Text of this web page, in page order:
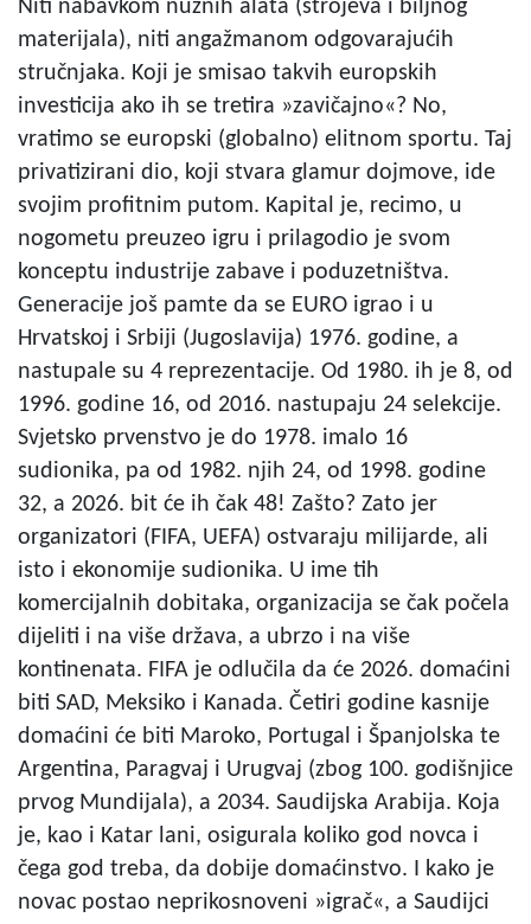
Niti nabavkom nužnih alata (strojeva i biljnog
materijala), niti angažmanom odgovarajućih
stručnjaka. Koji je smisao takvih europskih
investicija ako ih se tretira »zavičajno«? No,
vratimo se europski (globalno) elitnom sportu. Taj
privatizirani dio, koji stvara glamur dojmove, ide
svojim profitnim putom. Kapital je, recimo, u
nogometu preuzeo igru i prilagodio je svom
konceptu industrije zabave i poduzetništva.
Generacije još pamte da se EURO igrao i u
Hrvatskoj i Srbiji (Jugoslavija) 1976. godine, a
nastupale su 4 reprezentacije. Od 1980. ih je 8, od
1996. godine 16, od 2016. nastupaju 24 selekcije.
Svjetsko prvenstvo je do 1978. imalo 16
sudionika, pa od 1982. njih 24, od 1998. godine
32, a 2026. bit će ih čak 48! Zašto? Zato jer
organizatori (FIFA, UEFA) ostvaraju milijarde, ali
isto i ekonomije sudionika. U ime tih
komercijalnih dobitaka, organizacija se čak počela
dijeliti i na više država, a ubrzo i na više
kontinenata. FIFA je odlučila da će 2026. domaćini
biti SAD, Meksiko i Kanada. Četiri godine kasnije
domaćini će biti Maroko, Portugal i Španjolska te
Argentina, Paragvaj i Urugvaj (zbog 100. godišnjice
prvog Mundijala), a 2034. Saudijska Arabija. Koja
je, kao i Katar lani, osigurala koliko god novca i
čega god treba, da dobije domaćinstvo. I kako je
novac postao neprikosnoveni »igrač«, a Saudijci